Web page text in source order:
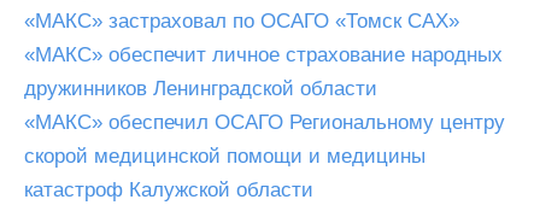
«МАКС» застраховал по ОСАГО «Томск САХ»
«МАКС» обеспечит личное страхование народных
дружинников Ленинградской области
«МАКС» обеспечил ОСАГО Региональному центру
скорой медицинской помощи и медицины
катастроф Калужской области